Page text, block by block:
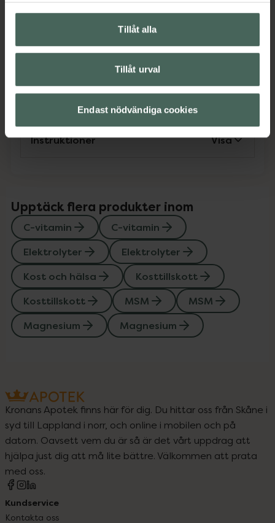
Tillåt alla
Tillåt urval
Endast nödvändiga cookies
C-vitaminC-vitaminElektrolyter
Kost och hälsa
Magnesium
Innehåll Visa
Instruktioner Visa
Upptäck flera produkter inom
C-vitamin
C-vitamin
Elektrolyter
Elektrolyter
Kost och hälsa
Kosttillskott
Kosttillskott
MSM
MSM
Magnesium
Magnesium
Kronans Apotek finns här för dig. Du hittar oss från Skåne i
syd till Lappland i norr, och online i mobilen och på
datorn. Oavsett vem du är så är det vårt uppdrag att
hjälpa just dig att må lite bättre. Välkommen att prata
med oss.
Kundservice
Kontakta oss